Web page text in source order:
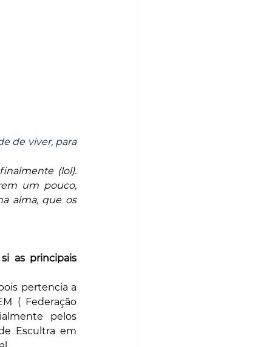
de viver, para
(lol).
um pouco,
alma, que os
as principais
pertencia a
( Federação
pelos
Escultra em